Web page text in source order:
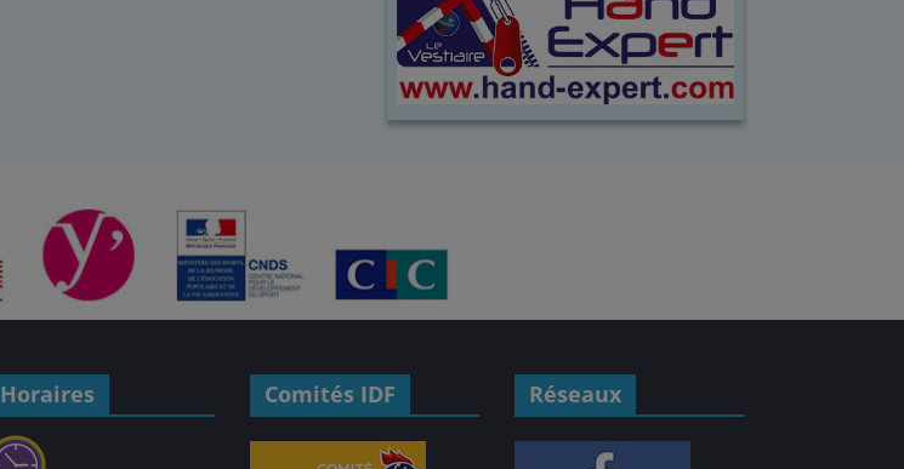
Horaires Comités IDF Réseaux